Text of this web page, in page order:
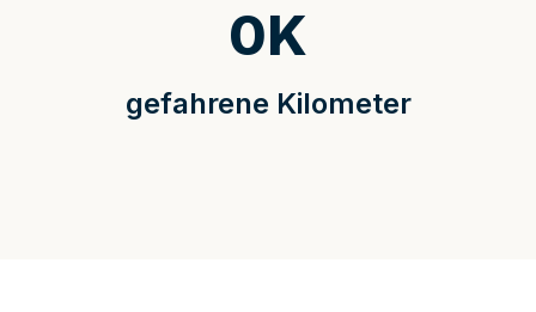
gefahrene Kilometer
0K